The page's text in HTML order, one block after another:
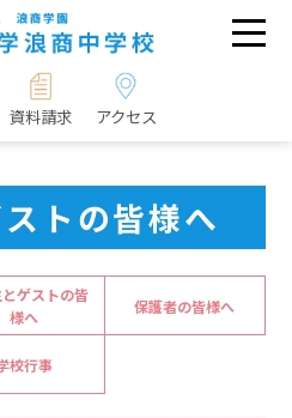
資料請求 アクセス
トの皆様へ
ゲストの皆
様へ
保護者の皆様へ
校行事